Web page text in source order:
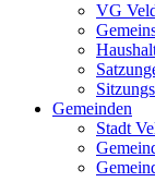
VG
Gemeinden
Stadt